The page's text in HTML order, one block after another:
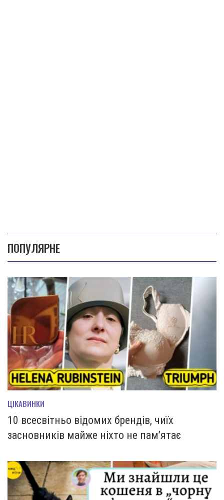
ПОПУЛЯРНЕ
ЦІКАВИНКИ
10 всесвітньо відомих брендів, чиїх
засновників майже ніхто не пам’ятає